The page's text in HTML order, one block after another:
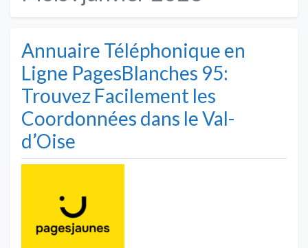
Annuaire Téléphonique en
Ligne PagesBlanches 95:
Trouvez Facilement les
Coordonnées dans le Val-
d’Oise